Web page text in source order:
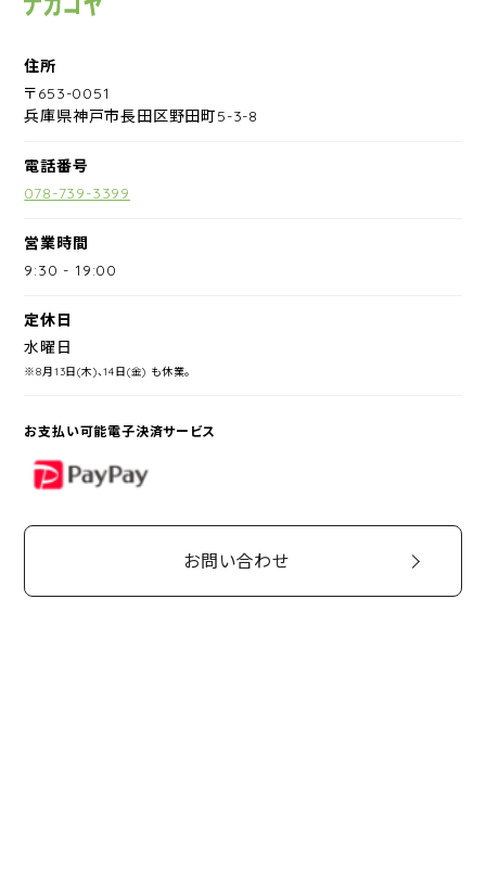
住所
〒653-0051
兵庫県神戸市長田区野田町5-3-8
電話番号
078-739-3399
営業時間
9:30 -19:00
定休日
水曜日
※8月13日(木)、14日(金) も休業。
お支払い可能電子決済サービス
PayPay
お問い合わせ